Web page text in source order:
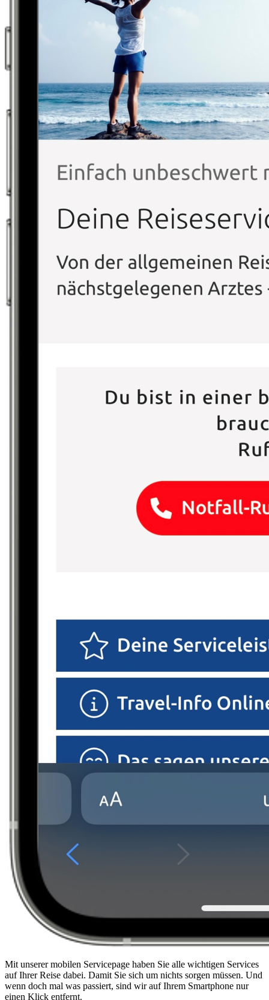
Mit unserer mobilen Servicepage haben Sie alle wichtigen Services
auf Ihrer Reise dabei. Damit Sie sich um nichts sorgen müssen. Und
wenn doch mal was passiert, sind wir auf Ihrem Smartphone nur
einen Klick entfernt.